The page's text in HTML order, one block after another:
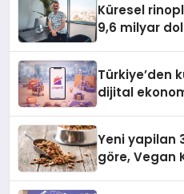
Küresel
9,6 milyar
Türkiye’den
dijital
Yeni yapilan
göre, Vegan